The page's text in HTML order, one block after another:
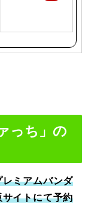
っち」の
ミアムバンダ
イトにて予約